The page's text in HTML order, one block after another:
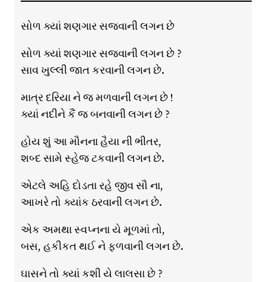
સોળ ક્યાં શણગાર સજવાની લગન છે
સોળ ક્યાં શણગાર સજવાની લગન છે ?
સાવ ખુલ્લી જાત કરવાની લગન છે.
માત્ર દરિયા ને જ મળવાની લગન છે !
ક્યાં નદીને કૈં જ બનવાની લગન છે ?
હોય શું આ મૌનના હૈયા ની ભીતર,
શબ્દ સામે સ્હેજ ટકવાની લગન છે.
એટલે અહિ દોડતા રહે જીવ સૌ ના,
આખરે તો ક્યાંક ઠરવાની લગન છે.
એક અમથા સ્વપ્નના યે મૂળમાં તો,
બસ, હકીકત થઈ ને ફળવાની લગન છે.
ઘાસને તો ક્યાં કશી યે લાલસા છે ?